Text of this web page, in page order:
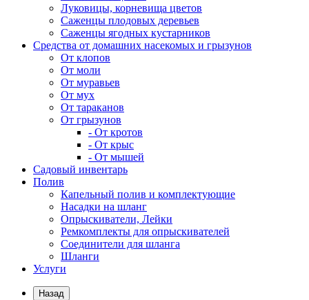
Луковицы, корневища цветов
Саженцы плодовых деревьев
Саженцы ягодных кустарников
Средства от домашних насекомых и грызунов
От клопов
От моли
От муравьев
От мух
От тараканов
От грызунов
- От кротов
- От крыс
- От мышей
Садовый инвентарь
Полив
Капельный полив и комплектующие
Насадки на шланг
Опрыскиватели, Лейки
Ремкомплекты для опрыскивателей
Соединители для шланга
Шланги
Услуги
Назад